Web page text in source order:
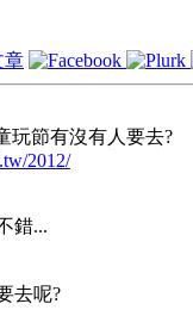
玩節有沒有人要去?
2012/
錯...
去呢?